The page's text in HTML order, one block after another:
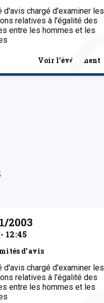
d'avis chargé d'examiner les
relatives à l'égalité des
entre les hommes et les
Voir l’événement
2003
12:45
d'avis
d'avis chargé d'examiner les
relatives à l'égalité des
entre les hommes et les